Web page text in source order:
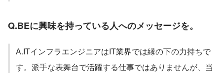
Q.BEに興味を持っている人へのメッセージを。
A.ITインフラエンジニアはIT業界では縁の下の力持ちで
す。派手な表舞台で活躍する仕事ではありませんが、当